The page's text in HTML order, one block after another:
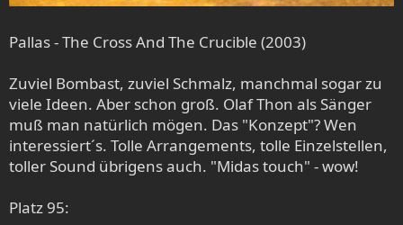
Pallas - The Cross And The Crucible (2003)
Zuviel Bombast, zuviel Schmalz, manchmal sogar zu
viele Ideen. Aber schon groß. Olaf Thon als Sänger
muß man natürlich mögen. Das "Konzept"? Wen
interessiert´s. Tolle Arrangements, tolle Einzelstellen,
toller Sound übrigens auch. "Midas touch" - wow!
Platz 95: